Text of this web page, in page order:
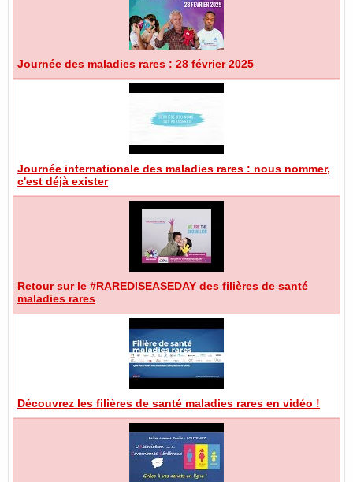
Journée des maladies rares : 28 février 2025
Journée internationale des maladies rares : nous nommer,
c'est déjà exister
Retour sur le #RAREDISEASEDAY des filières de santé
maladies rares
Découvrez les filières de santé maladies rares en vidéo !